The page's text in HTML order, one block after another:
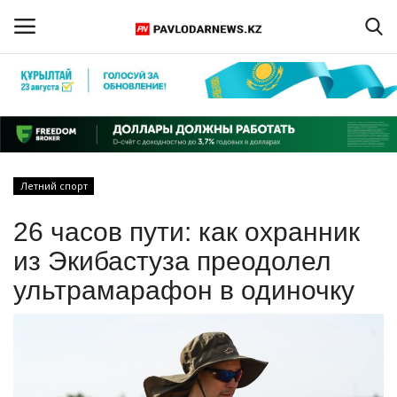
Регистрация
Главная
ПАВЛОДАРСКАЯ ОБЛАСТЬ
КАЗАХСТАН
Летний спорт
26 часов пути: как охранник
из Экибастуза преодолел
ультрамарафон в одиночку